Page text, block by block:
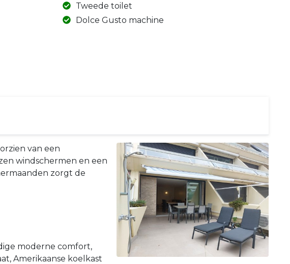
Tweede toilet
Dolce Gusto machine
van een
windschermen en een
zorgt de
moderne comfort,
Amerikaanse koelkast